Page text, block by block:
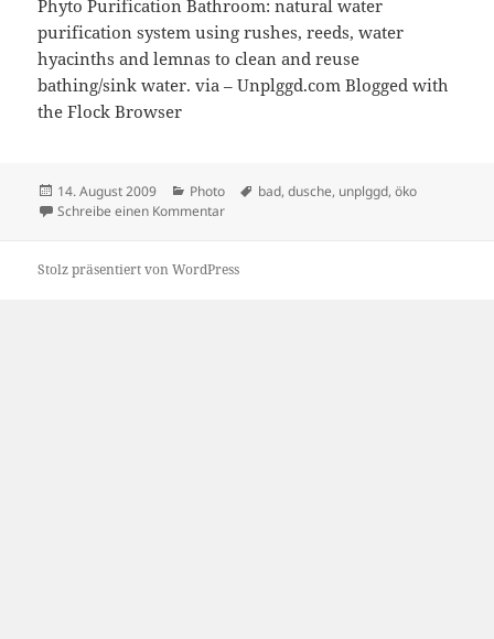
Phyto Purification Bathroom: natural water
purification system using rushes, reeds, water
hyacinths and lemnas to clean and reuse
bathing/sink water. via – Unplggd.com Blogged with
the Flock Browser
Veröffentlicht
am
14. August 2009 Kategorien
Photo Schlagwörter
bad,dusche, unplggd,öko
Schreibe einen Kommentarzu Phyto Purification Bathroom
Stolz präsentiert von WordPress